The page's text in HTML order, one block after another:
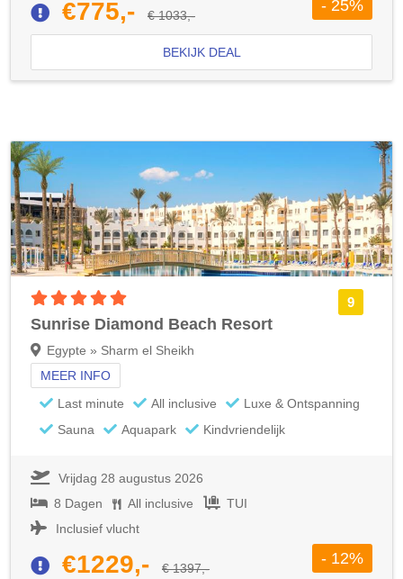
€775,- € 1033,-
- 25%
BEKIJK DEAL
9
Sunrise Diamond Beach Resort
Egypte » Sharm el Sheikh
MEER INFO
Last minute
All inclusive
Luxe & Ontspanning
Sauna
Aquapark Kindvriendelijk
Vrijdag 28 augustus 2026
8 Dagen
All inclusive
TUI
Inclusief vlucht
€1229,- € 1397,-
- 12%